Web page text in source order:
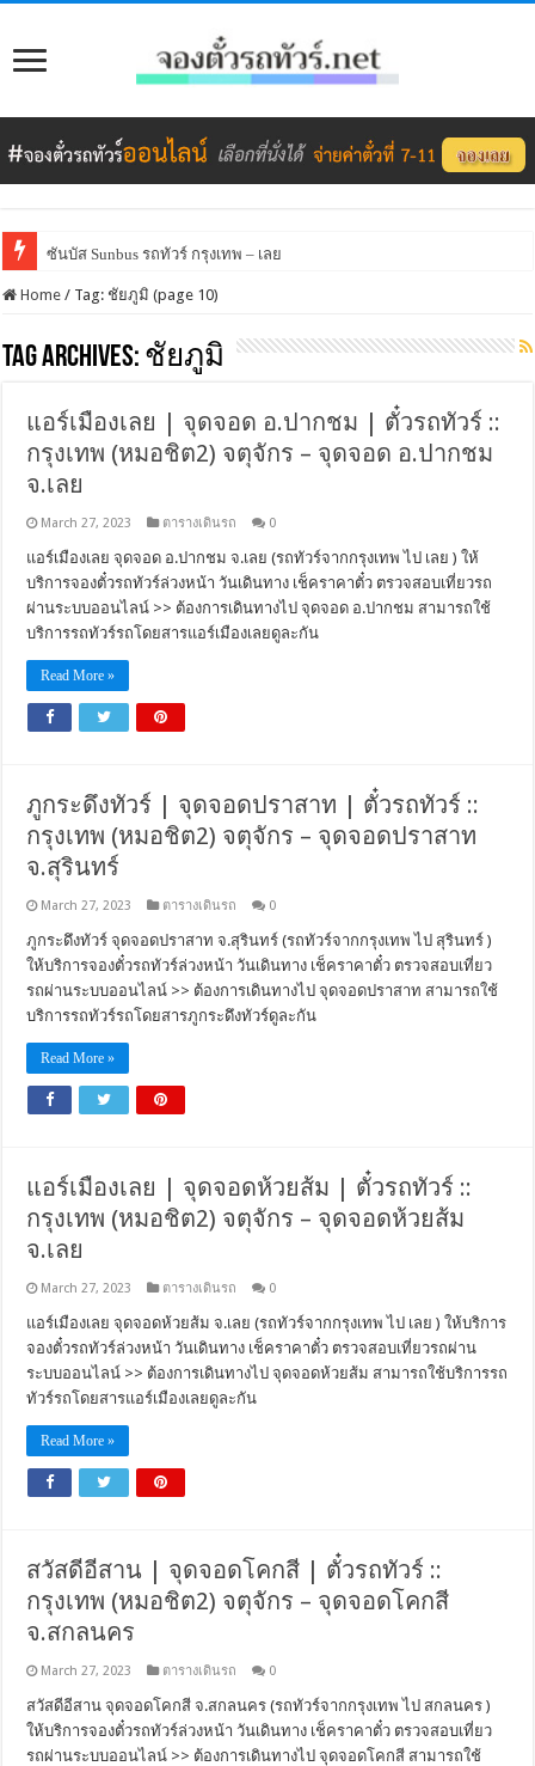
ซันบัส Sunbus รถทัวร์ กรุงเทพ – เลย
Home / Tag: ชัยภูมิ (page 10)
Tag Archives: ชัยภูมิ
แอร์เมืองเลย | จุดจอด อ.ปากชม | ตั๋วรถทัวร์ ::
กรุงเทพ (หมอชิต2) จตุจักร – จุดจอด อ.ปากชม
จ.เลย
March 27, 2023 ตารางเดินรถ 0
แอร์เมืองเลย จุดจอด อ.ปากชม จ.เลย (รถทัวร์จากกรุงเทพ ไป เลย ) ให้
บริการจองตั๋วรถทัวร์ล่วงหน้า วันเดินทาง เช็คราคาตั๋ว ตรวจสอบเที่ยวรถ
ผ่านระบบออนไลน์ >> ต้องการเดินทางไป จุดจอด อ.ปากชม สามารถใช้
บริการรถทัวร์รถโดยสารแอร์เมืองเลยดูละกัน
Read More »
ภูกระดึงทัวร์ | จุดจอดปราสาท | ตั๋วรถทัวร์ ::
กรุงเทพ (หมอชิต2) จตุจักร – จุดจอดปราสาท
จ.สุรินทร์
March 27, 2023 ตารางเดินรถ 0
ภูกระดึงทัวร์ จุดจอดปราสาท จ.สุรินทร์ (รถทัวร์จากกรุงเทพ ไป สุรินทร์ )
ให้บริการจองตั๋วรถทัวร์ล่วงหน้า วันเดินทาง เช็คราคาตั๋ว ตรวจสอบเที่ยว
รถผ่านระบบออนไลน์ >> ต้องการเดินทางไป จุดจอดปราสาท สามารถใช้
บริการรถทัวร์รถโดยสารภูกระดึงทัวร์ดูละกัน
Read More »
แอร์เมืองเลย | จุดจอดห้วยส้ม | ตั๋วรถทัวร์ ::
กรุงเทพ (หมอชิต2) จตุจักร – จุดจอดห้วยส้ม
จ.เลย
March 27, 2023 ตารางเดินรถ 0
แอร์เมืองเลย จุดจอดห้วยส้ม จ.เลย (รถทัวร์จากกรุงเทพ ไป เลย ) ให้บริการ
จองตั๋วรถทัวร์ล่วงหน้า วันเดินทาง เช็คราคาตั๋ว ตรวจสอบเที่ยวรถผ่าน
ระบบออนไลน์ >> ต้องการเดินทางไป จุดจอดห้วยส้ม สามารถใช้บริการรถ
ทัวร์รถโดยสารแอร์เมืองเลยดูละกัน
Read More »
สวัสดีอีสาน | จุดจอดโคกสี | ตั๋วรถทัวร์ ::
กรุงเทพ (หมอชิต2) จตุจักร – จุดจอดโคกสี
จ.สกลนคร
March 27, 2023 ตารางเดินรถ 0
สวัสดีอีสาน จุดจอดโคกสี จ.สกลนคร (รถทัวร์จากกรุงเทพ ไป สกลนคร )
ให้บริการจองตั๋วรถทัวร์ล่วงหน้า วันเดินทาง เช็คราคาตั๋ว ตรวจสอบเที่ยว
รถผ่านระบบออนไลน์ >> ต้องการเดินทางไป จุดจอดโคกสี สามารถใช้